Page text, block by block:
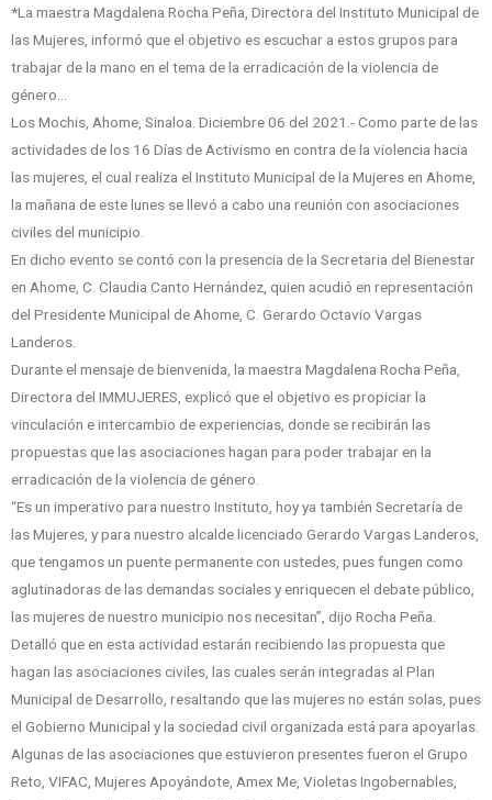
*La maestra Magdalena Rocha Peña, Directora del Instituto Municipal de
las Mujeres, informó que el objetivo es escuchar a estos grupos para
trabajar de la mano en el tema de la erradicación de la violencia de
género…
Los Mochis, Ahome, Sinaloa. Diciembre 06 del 2021.- Como parte de las
actividades de los 16 Días de Activismo en contra de la violencia hacia
las mujeres, el cual realiza el Instituto Municipal de la Mujeres en Ahome,
la mañana de este lunes se llevó a cabo una reunión con asociaciones
civiles del municipio.
En dicho evento se contó con la presencia de la Secretaria del Bienestar
en Ahome, C. Claudia Canto Hernández, quien acudió en representación
del Presidente Municipal de Ahome, C. Gerardo Octavio Vargas
Landeros.
Durante el mensaje de bienvenida, la maestra Magdalena Rocha Peña,
Directora del IMMUJERES, explicó que el objetivo es propiciar la
vinculación e intercambio de experiencias, donde se recibirán las
propuestas que las asociaciones hagan para poder trabajar en la
erradicación de la violencia de género.
“Es un imperativo para nuestro Instituto, hoy ya también Secretaría de
las Mujeres, y para nuestro alcalde licenciado Gerardo Vargas Landeros,
que tengamos un puente permanente con ustedes, pues fungen como
aglutinadoras de las demandas sociales y enriquecen el debate público,
las mujeres de nuestro municipio nos necesitan”, dijo Rocha Peña.
Detalló que en esta actividad estarán recibiendo las propuesta que
hagan las asociaciones civiles, las cuales serán integradas al Plan
Municipal de Desarrollo, resaltando que las mujeres no están solas, pues
el Gobierno Municipal y la sociedad civil organizada está para apoyarlas.
Algunas de las asociaciones que estuvieron presentes fueron el Grupo
Reto, VIFAC, Mujeres Apoyándote, Amex Me, Violetas Ingobernables,